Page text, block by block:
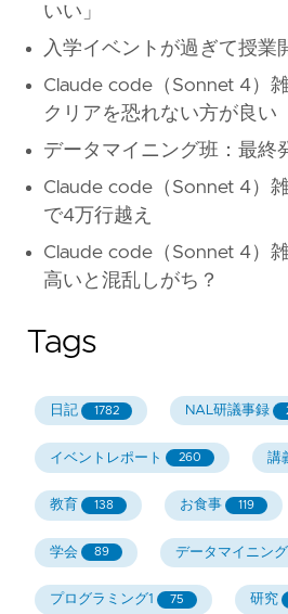
いい」
入学イベントが過ぎて授業
Claude code（Sonnet 4）
クリアを恐れない方が良い
データマイニング班：最終
Claude code（Sonnet 4）
で4万行越え
Claude code（Sonnet 4）
高いと混乱しがち？
Tags
日記 1782 NAL研議事録
イベントレポート 260 講
教育 138 お食事 119
学会 89 データマイニン
プログラミング1 75 研究